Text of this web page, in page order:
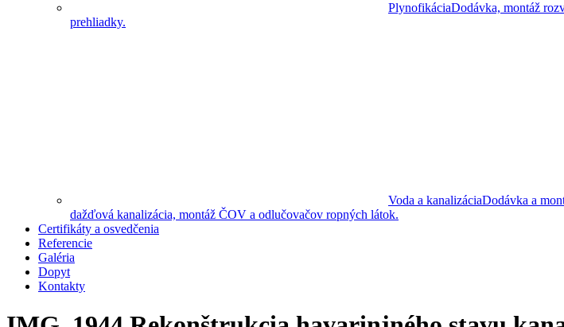
PlynofikáciaDodávka, montáž
prehliadky.
Voda a kanalizáciaDodávka a
dažďová kanalizácia, montáž ČOV a odlučovačov ropných látok.
Certifikáty a osvedčenia
Referencie
Galéria
Dopyt
Kontakty